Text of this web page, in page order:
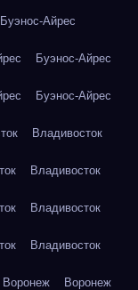
Буэнос-Айрес
Буэнос-Айрес
Буэнос-Айрес
Владивосток
Владивосток
Владивосток
Владивосток
Воронеж Воронеж